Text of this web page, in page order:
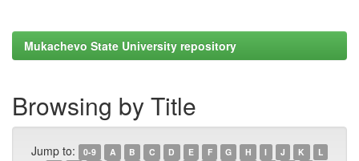
Mukachevo State University repository
Browsing by Title
Jump to: 0-9 A B C D E F G H I J K
L